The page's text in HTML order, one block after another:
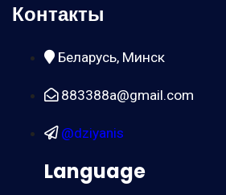
Контакты
Беларусь, Минск
883388a@gmail.com
@dziyanis
Language